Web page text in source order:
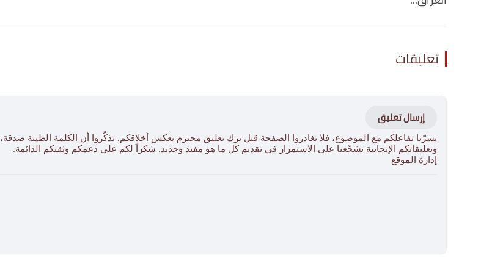
تعليقات
إرسال تعليق
يسرّنا تفاعلكم مع الموضوع، فلا تغادروا الصفحة قبل ترك تعليق محترم يعكس أخلاقكم. تذكّروا أن الكلمة الطيبة صدقة،
وتعليقاتكم الإيجابية تشجّعنا على الاستمرار في تقديم كل ما هو مفيد وجديد. شكراً لكم على دعمكم وثقتكم الدائمة.
إدارة الموقع